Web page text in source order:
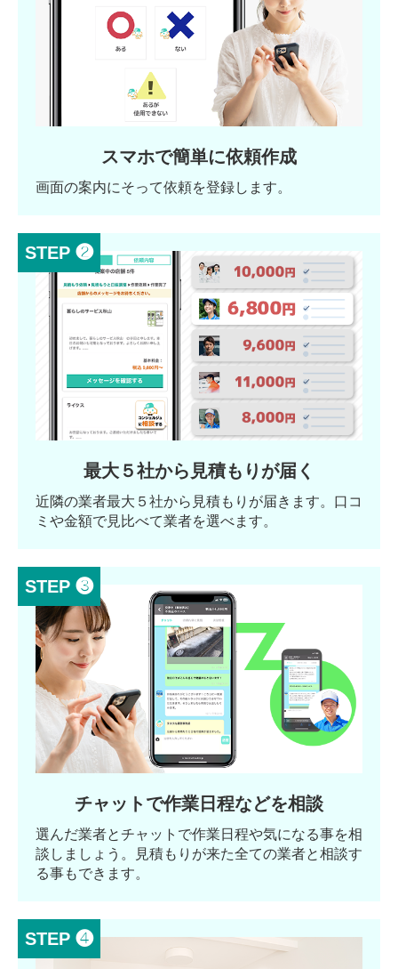
スマホで簡単に依頼作成
画面の案内にそって依頼を登録します。
STEP ❷
最大５社から見積もりが届く
近隣の業者最大５社から見積もりが届きます。口コ
ミや金額で見比べて業者を選べます。
STEP ❸
チャットで作業日程などを相談
選んだ業者とチャットで作業日程や気になる事を相
談しましょう。見積もりが来た全ての業者と相談す
る事もできます。
STEP ❹